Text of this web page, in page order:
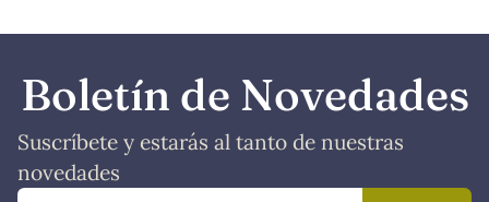
Boletín de Novedades
Suscríbete y estarás al tanto de nuestras
novedades